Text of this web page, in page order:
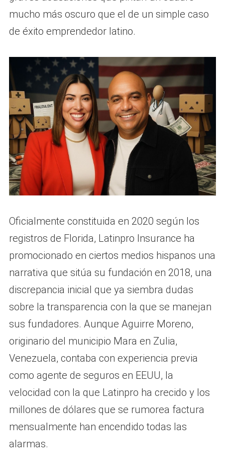
mucho más oscuro que el de un simple caso
de éxito emprendedor latino.
Oficialmente constituida en 2020 según los
registros de Florida, Latinpro Insurance ha
promocionado en ciertos medios hispanos una
narrativa que sitúa su fundación en 2018, una
discrepancia inicial que ya siembra dudas
sobre la transparencia con la que se manejan
sus fundadores. Aunque Aguirre Moreno,
originario del municipio Mara en Zulia,
Venezuela, contaba con experiencia previa
como agente de seguros en EEUU, la
velocidad con la que Latinpro ha crecido y los
millones de dólares que se rumorea factura
mensualmente han encendido todas las
alarmas.